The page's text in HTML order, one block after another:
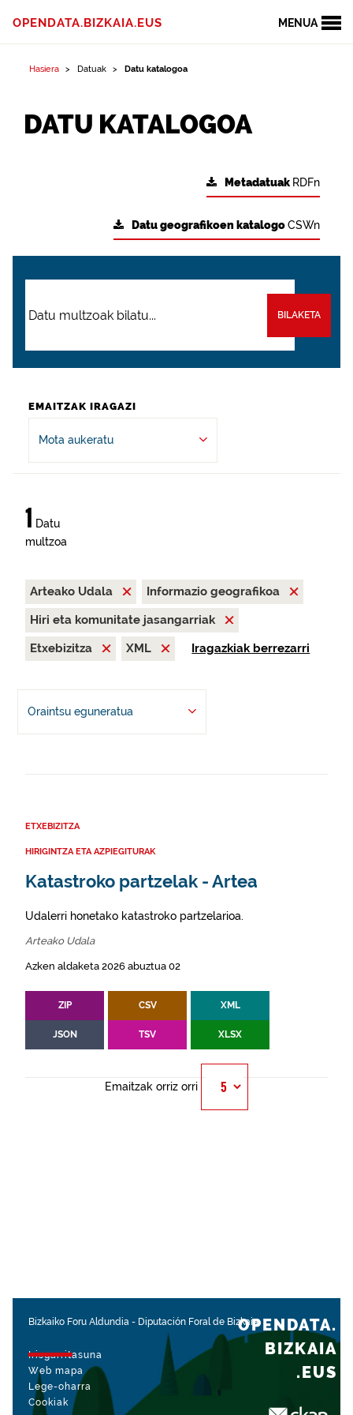
MENUA
OPENDATA.BIZKAIA.EUS
Hasiera Datuak Datu katalogoa
DATU KATALOGOA
Metadatuak RDFn
Datu geografikoen katalogoCSWn
BILAKETA
EMAITZAK IRAGAZI
Mota aukeratu
1 Datu
multzoa
Arteako Udala
Informazio geografikoa
Hiri eta komunitate jasangarriak
Etxebizitza
XML Iragazkiak berrezarri
Oraintsu eguneratua
ETXEBIZITZA
HIRIGINTZA ETA AZPIEGITURAK
Katastroko partzelak - Artea
Udalerri honetako katastroko partzelarioa.
Arteako Udala
Azken aldaketa 2026 abuztua 02
ZIP CSV XML
JSON TSV XLSX
Emaitzak orriz orri
Bizkaiko Foru Aldundia - Diputación Foral de Bizkaia
Irisgarritasuna
Web mapa
Lege-oharra
Cookiak
OPENDATA.
BIZKAIA
.EUS